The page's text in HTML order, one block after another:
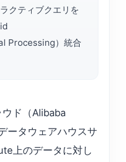
クティブクエリを
Processing）統合
ド（Alibaba
ータウェアハウスサ
上のデータに対し